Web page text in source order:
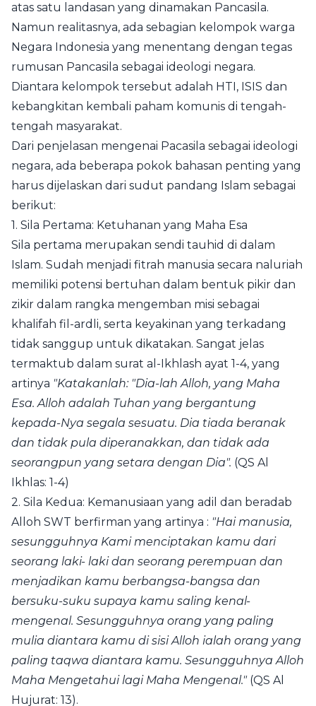
atas satu landasan yang dinamakan Pancasila.
Namun realitasnya, ada sebagian kelompok warga
Negara Indonesia yang menentang dengan tegas
rumusan Pancasila sebagai ideologi negara.
Diantara kelompok tersebut adalah HTI, ISIS dan
kebangkitan kembali paham komunis di tengah-
tengah masyarakat.
Dari penjelasan mengenai Pacasila sebagai ideologi
negara, ada beberapa pokok bahasan penting yang
harus dijelaskan dari sudut pandang Islam sebagai
berikut:
1. Sila Pertama: Ketuhanan yang Maha Esa
Sila pertama merupakan sendi tauhid di dalam
Islam. Sudah menjadi fitrah manusia secara naluriah
memiliki potensi bertuhan dalam bentuk pikir dan
zikir dalam rangka mengemban misi sebagai
khalifah fil-ardli, serta keyakinan yang terkadang
tidak sanggup untuk dikatakan. Sangat jelas
termaktub dalam surat al-Ikhlash ayat 1-4, yang
artinya "Katakanlah: "Dia-lah Alloh, yang Maha
Esa. Alloh adalah Tuhan yang bergantung
kepada-Nya segala sesuatu. Dia tiada beranak
dan tidak pula diperanakkan, dan tidak ada
seorangpun yang setara dengan Dia". (QS Al
Ikhlas: 1-4)
2. Sila Kedua: Kemanusiaan yang adil dan beradab
Alloh SWT berfirman yang artinya : "Hai manusia,
sesungguhnya Kami menciptakan kamu dari
seorang laki- laki dan seorang perempuan dan
menjadikan kamu berbangsa-bangsa dan
bersuku-suku supaya kamu saling kenal-
mengenal. Sesungguhnya orang yang paling
mulia diantara kamu di sisi Alloh ialah orang yang
paling taqwa diantara kamu. Sesungguhnya Alloh
Maha Mengetahui lagi Maha Mengenal."(QS Al
Hujurat: 13).